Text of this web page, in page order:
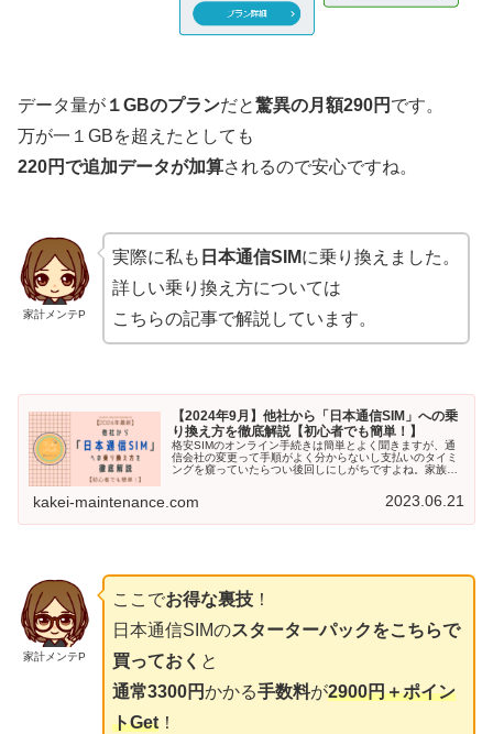
データ量が １GBのプランだと驚異の月額290円 です。
万が一１GBを超えたとしても
220円で追加データが加算されるので安心ですね。
家計メンテP
実際に私も 日本通信SIMに乗り換えました。
詳しい乗り換え方については
こちらの記事で解説しています。
【2024年9月】他社から「日本通信SIM」への乗
り換え方を徹底解説【初心者でも簡単！】
格安SIMのオンライン手続きは簡単とよく聞きますが、通
信会社の変更って手順がよく分からないし支払いのタイミ
ングを窺っていたらつい後回しにしがちですよね。家族の
kakei-maintenance.com 2023.06.21
家計メンテP
ここでお得な裏技！
日本通信SIMのスターターパックをこちらで
買っておく と
通常3300円かかる手数料が2900円＋ポイン
トGet！